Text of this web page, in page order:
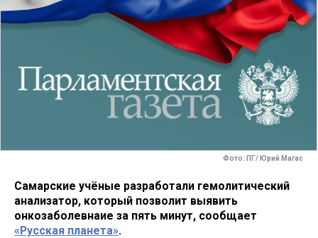
Фото: ПГ/ Юрий Магас
Самарские учёные разработали гемолитический
анализатор, который позволит выявить
онкозаболевнаие за пять минут, сообщает
«Русская планета».